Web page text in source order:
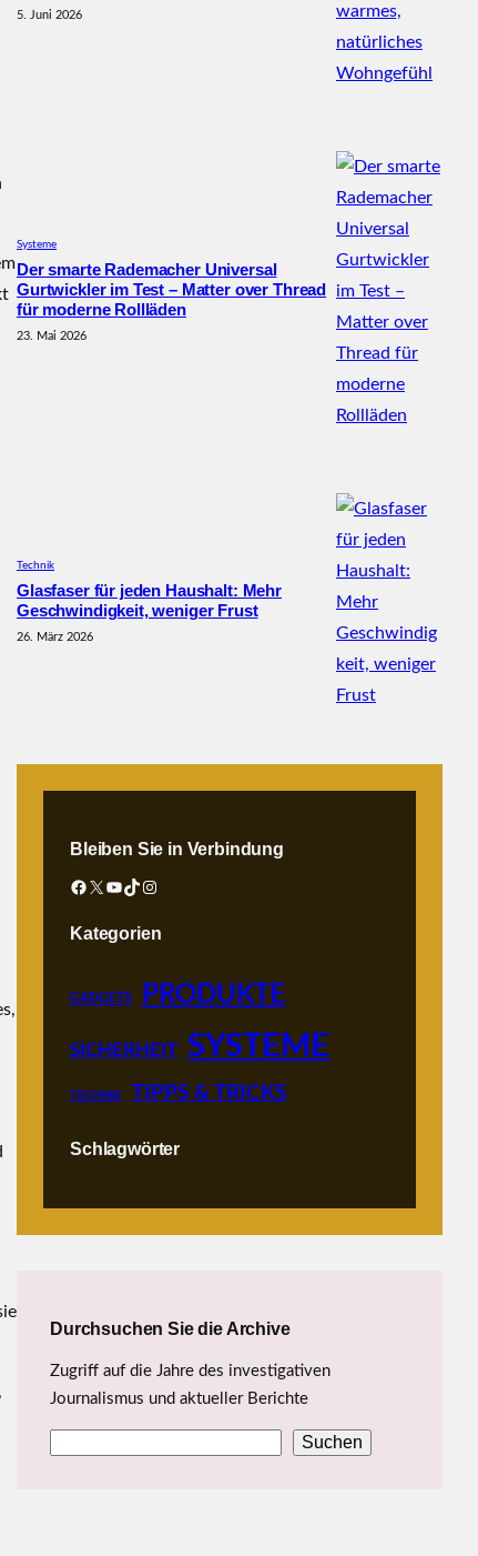
5. Juni 2026
Systeme
Der smarte Rademacher Universal
Gurtwickler im Test – Matter over Thread
für moderne Rollläden
23. Mai 2026
Technik
Glasfaser für jeden Haushalt: Mehr
Geschwindigkeit, weniger Frust
26. März 2026
Bleiben Sie in Verbindung
Facebook X YouTube TikTok Instagram
Kategorien
GADGETS PRODUKTE
SICHERHEIT SYSTEME
TECHNIK TIPPS & TRICKS
Schlagwörter
Durchsuchen Sie die Archive
Zugriff auf die Jahre des investigativen
Journalismus und aktueller Berichte
Suchen